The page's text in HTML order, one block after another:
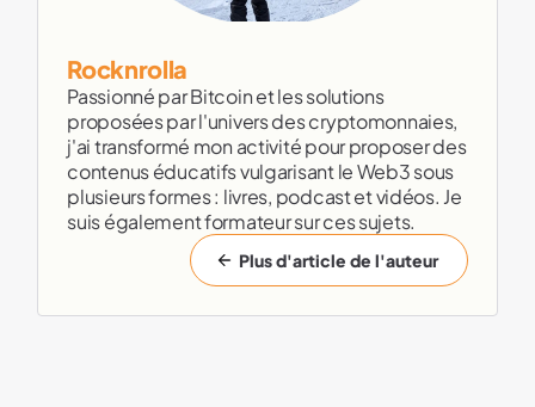
Rocknrolla
Passionné par Bitcoin et les solutions
proposées par l'univers des cryptomonnaies,
j'ai transformé mon activité pour proposer des
contenus éducatifs vulgarisant le Web3 sous
plusieurs formes : livres, podcast et vidéos. Je
suis également formateur sur ces sujets.
Plus d'article de l'auteur